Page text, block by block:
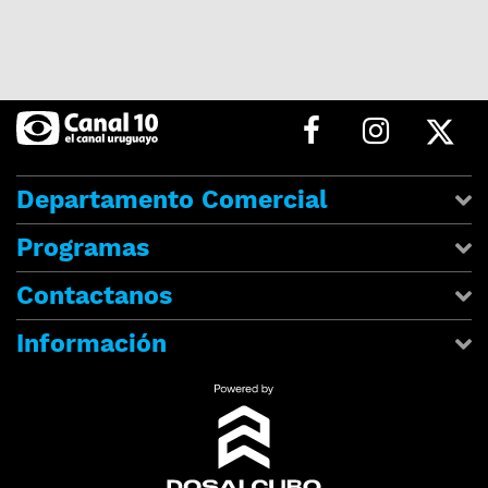
Departamento Comercial
Programas
Contactanos
Información